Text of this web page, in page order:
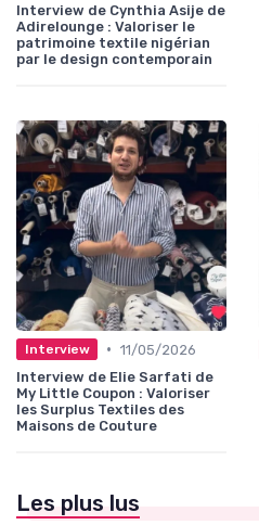
Interview de Cynthia Asije de
Adirelounge : Valoriser le
patrimoine textile nigérian
par le design contemporain
Interview • 11/05/2026
Interview de Elie Sarfati de
My Little Coupon : Valoriser
les Surplus Textiles des
Maisons de Couture
Les plus lus